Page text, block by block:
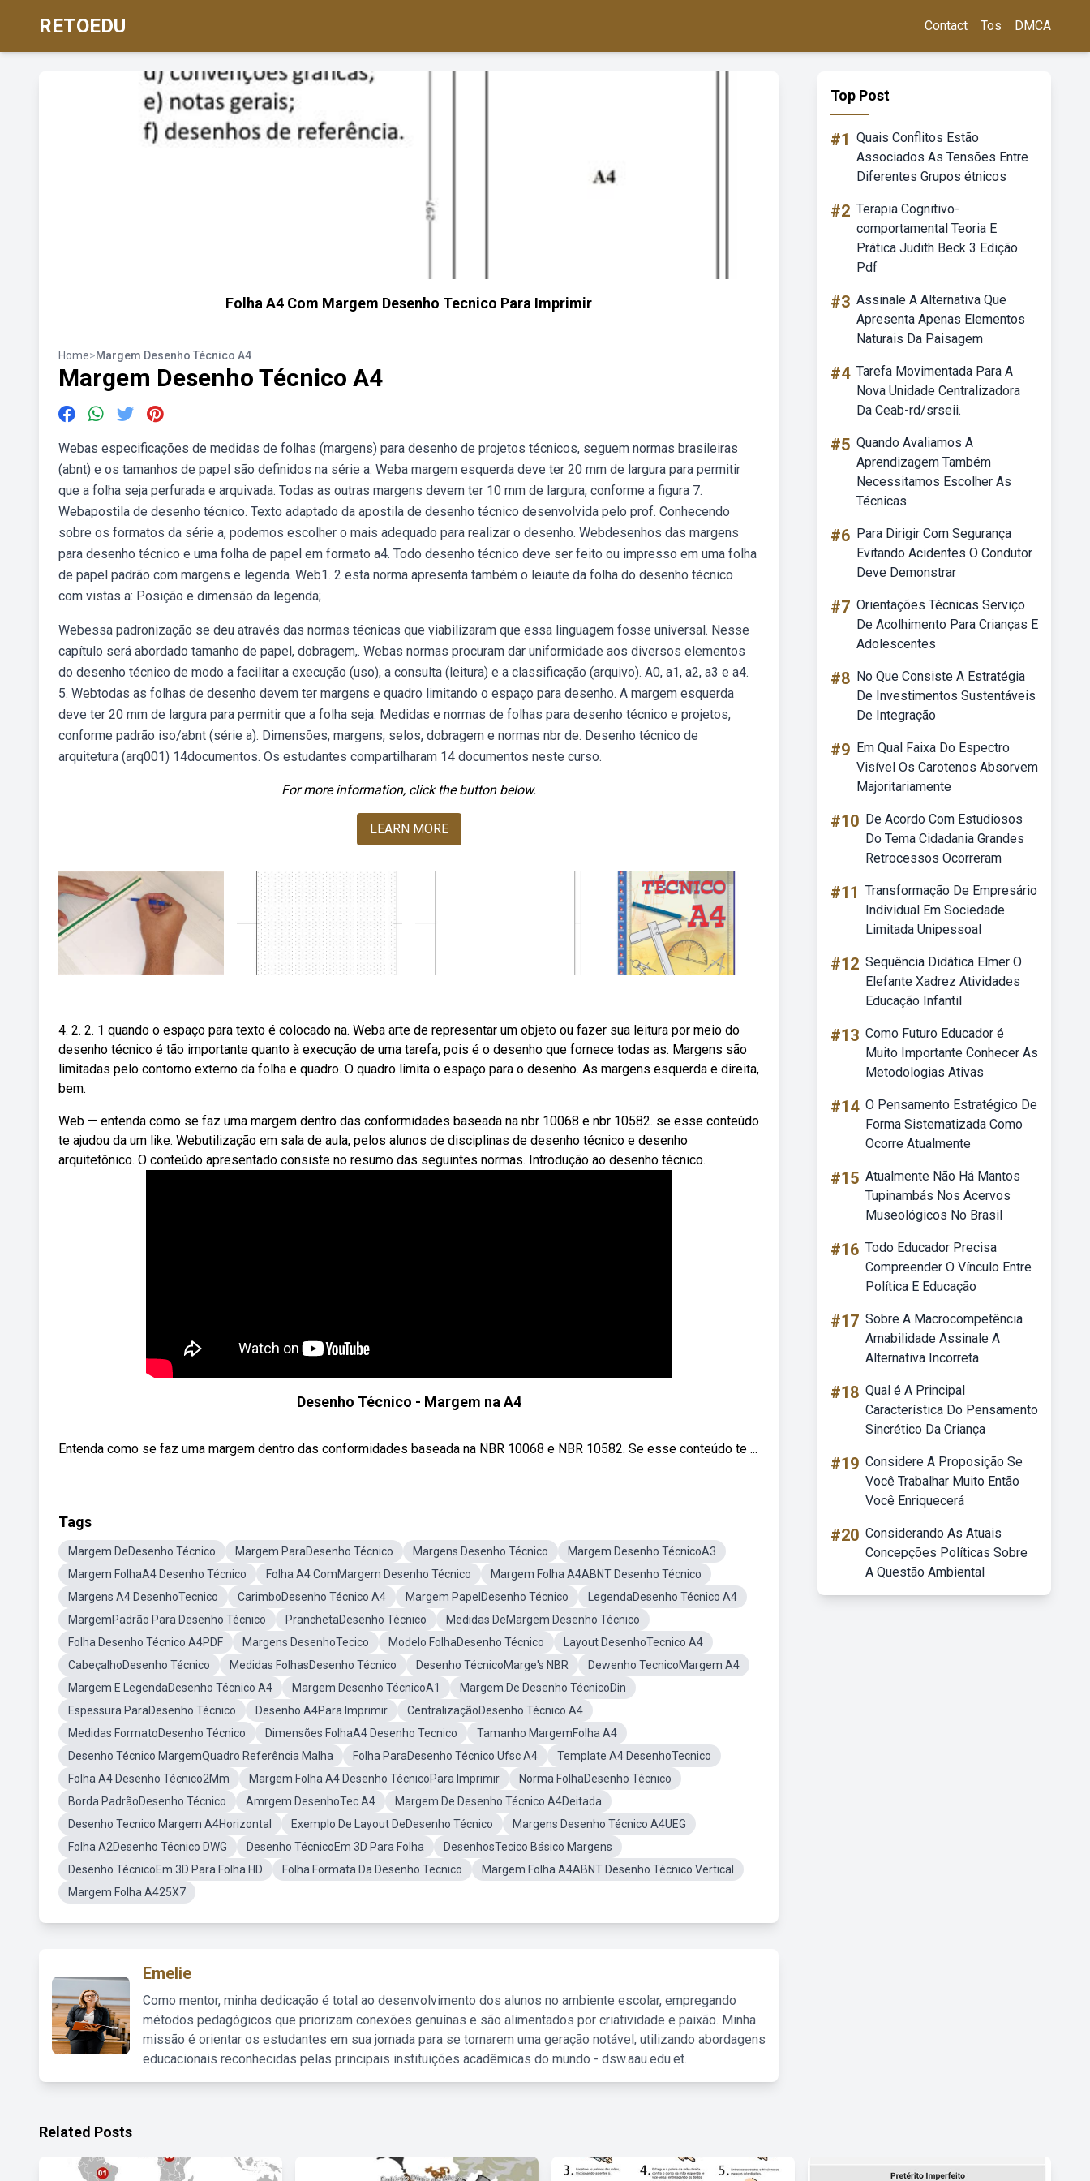
RETOEDU Contact Tos DMCA
Folha A4 Com Margem Desenho Tecnico Para Imprimir
Home>Margem Desenho Técnico A4
Margem Desenho Técnico A4
Webas especificações de medidas de folhas (margens) para desenho de projetos técnicos, seguem normas brasileiras
(abnt) e os tamanhos de papel são definidos na série a. Weba margem esquerda deve ter 20 mm de largura para permitir
que a folha seja perfurada e arquivada. Todas as outras margens devem ter 10 mm de largura, conforme a figura 7.
Webapostila de desenho técnico. Texto adaptado da apostila de desenho técnico desenvolvida pelo prof. Conhecendo
sobre os formatos da série a, podemos escolher o mais adequado para realizar o desenho. Webdesenhos das margens
para desenho técnico e uma folha de papel em formato a4. Todo desenho técnico deve ser feito ou impresso em uma folha
de papel padrão com margens e legenda. Web1. 2 esta norma apresenta também o leiaute da folha do desenho técnico
com vistas a: Posição e dimensão da legenda;
Webessa padronização se deu através das normas técnicas que viabilizaram que essa linguagem fosse universal. Nesse
capítulo será abordado tamanho de papel, dobragem,. Webas normas procuram dar uniformidade aos diversos elementos
do desenho técnico de modo a facilitar a execução (uso), a consulta (leitura) e a classificação (arquivo). A0, a1, a2, a3 e a4.
5. Webtodas as folhas de desenho devem ter margens e quadro limitando o espaço para desenho. A margem esquerda
deve ter 20 mm de largura para permitir que a folha seja. Medidas e normas de folhas para desenho técnico e projetos,
conforme padrão iso/abnt (série a). Dimensões, margens, selos, dobragem e normas nbr de. Desenho técnico de
arquitetura (arq001) 14documentos. Os estudantes compartilharam 14 documentos neste curso.
For more information, click the button below.
LEARN MORE
4. 2. 2. 1 quando o espaço para texto é colocado na. Weba arte de representar um objeto ou fazer sua leitura por meio do
desenho técnico é tão importante quanto à execução de uma tarefa, pois é o desenho que fornece todas as. Margens são
limitadas pelo contorno externo da folha e quadro. O quadro limita o espaço para o desenho. As margens esquerda e direita,
bem.
Web — entenda como se faz uma margem dentro das conformidades baseada na nbr 10068 e nbr 10582. se esse conteúdo
te ajudou da um like. Webutilização em sala de aula, pelos alunos de disciplinas de desenho técnico e desenho
arquitetônico. O conteúdo apresentado consiste no resumo das seguintes normas. Introdução ao desenho técnico.
Desenho Técnico - Margem na A4
Entenda como se faz uma margem dentro das conformidades baseada na NBR 10068 e NBR 10582. Se esse conteúdo te ...
Tags
Margem DeDesenho Técnico Margem ParaDesenho Técnico Margens Desenho Técnico
Margem Desenho TécnicoA3
Margem FolhaA4 Desenho Técnico
Folha A4 ComMargem Desenho Técnico
Margem Folha A4ABNT Desenho Técnico
Margens A4 DesenhoTecnico
CarimboDesenho Técnico A4 Margem PapelDesenho Técnico
LegendaDesenho Técnico A4
MargemPadrão Para Desenho Técnico
PranchetaDesenho Técnico
Medidas DeMargem Desenho Técnico
Folha Desenho Técnico A4PDF
Margens DesenhoTecico Modelo FolhaDesenho Técnico
Layout DesenhoTecnico A4
CabeçalhoDesenho Técnico
Medidas FolhasDesenho Técnico Desenho TécnicoMarge's NBR
Dewenho TecnicoMargem A4
Margem E LegendaDesenho Técnico A4
Margem Desenho TécnicoA1
Margem De Desenho TécnicoDin
Espessura ParaDesenho Técnico
Desenho A4Para Imprimir
CentralizaçãoDesenho Técnico A4
Medidas FormatoDesenho Técnico
Dimensões FolhaA4 Desenho Tecnico
Tamanho MargemFolha A4
Desenho Técnico MargemQuadro Referência Malha
Folha ParaDesenho Técnico Ufsc A4
Template A4 DesenhoTecnico
Folha A4 Desenho Técnico2Mm
Margem Folha A4 Desenho TécnicoPara Imprimir
Norma FolhaDesenho Técnico
Borda PadrãoDesenho Técnico
Amrgem DesenhoTec A4
Margem De Desenho Técnico A4Deitada
Desenho Tecnico Margem A4Horizontal
Exemplo De Layout DeDesenho Técnico
Margens Desenho Técnico A4UEG
Folha A2Desenho Técnico DWG
Desenho TécnicoEm 3D Para Folha
DesenhosTecico Básico Margens
Desenho TécnicoEm 3D Para Folha HD
Folha Formata Da Desenho Tecnico
Margem Folha A4ABNT Desenho Técnico Vertical
Margem Folha A425X7
Emelie
Como mentor, minha dedicação é total ao desenvolvimento dos alunos no ambiente escolar, empregando
métodos pedagógicos que priorizam conexões genuínas e são alimentados por criatividade e paixão. Minha
missão é orientar os estudantes em sua jornada para se tornarem uma geração notável, utilizando abordagens
educacionais reconhecidas pelas principais instituições acadêmicas do mundo - dsw.aau.edu.et.
Top Post
#1 Quais Conflitos Estão
Associados As Tensões Entre
Diferentes Grupos étnicos
#2 Terapia Cognitivo-
comportamental Teoria E
Prática Judith Beck 3 Edição
Pdf
#3 Assinale A Alternativa Que
Apresenta Apenas Elementos
Naturais Da Paisagem
#4 Tarefa Movimentada Para A
Nova Unidade Centralizadora
Da Ceab-rd/srseii.
#5 Quando Avaliamos A
Aprendizagem Também
Necessitamos Escolher As
Técnicas
#6 Para Dirigir Com Segurança
Evitando Acidentes O Condutor
Deve Demonstrar
#7 Orientações Técnicas Serviço
De Acolhimento Para Crianças E
Adolescentes
#8 No Que Consiste A Estratégia
De Investimentos Sustentáveis
De Integração
#9 Em Qual Faixa Do Espectro
Visível Os Carotenos Absorvem
Majoritariamente
#10 De Acordo Com Estudiosos
Do Tema Cidadania Grandes
Retrocessos Ocorreram
#11 Transformação De Empresário
Individual Em Sociedade
Limitada Unipessoal
#12 Sequência Didática Elmer O
Elefante Xadrez Atividades
Educação Infantil
#13 Como Futuro Educador é
Muito Importante Conhecer As
Metodologias Ativas
#14 O Pensamento Estratégico De
Forma Sistematizada Como
Ocorre Atualmente
#15 Atualmente Não Há Mantos
Tupinambás Nos Acervos
Museológicos No Brasil
#16 Todo Educador Precisa
Compreender O Vínculo Entre
Política E Educação
#17 Sobre A Macrocompetência
Amabilidade Assinale A
Alternativa Incorreta
#18 Qual é A Principal
Característica Do Pensamento
Sincrético Da Criança
#19 Considere A Proposição Se
Você Trabalhar Muito Então
Você Enriquecerá
#20 Considerando As Atuais
Concepções Políticas Sobre
A Questão Ambiental
Related Posts